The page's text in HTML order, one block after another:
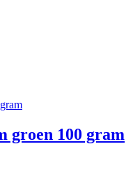
groen 100 gram